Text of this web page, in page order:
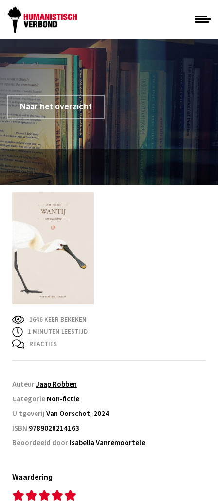
Naar het overzicht
1646 KEER BEKEKEN
1 MINUTEN LEESTIJD
REACTIES
AuteurJaap Robben
CategorieNon-fictie
UitgeverijVan Oorschot, 2024
ISBN 9789028214163
Beoordeeld doorIsabella Vanremoortele
Waardering